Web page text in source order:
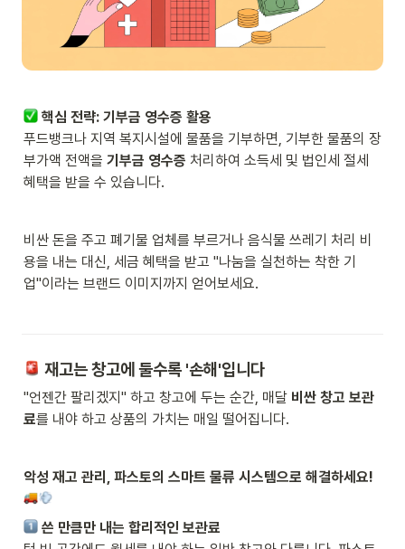
핵심 전략: 기부금 영수증 활용
푸드뱅크나 지역 복지시설에 물품을 기부하면, 기부한 물품의 장
부가액 전액을 기부금 영수증 처리하여 소득세 및 법인세 절세
혜택을 받을 수 있습니다.
비싼 돈을 주고 폐기물 업체를 부르거나 음식물 쓰레기 처리 비
용을 내는 대신, 세금 혜택을 받고 "나눔을 실천하는 착한 기
업"이라는 브랜드 이미지까지 얻어보세요.
재고는 창고에 둘수록 '손해'입니다
"언젠간 팔리겠지" 하고 창고에 두는 순간, 매달 비싼 창고 보관
료를 내야 하고 상품의 가치는 매일 떨어집니다.
악성 재고 관리, 파스토의 스마트 물류 시스템으로 해결하세요!
쓴 만큼만 내는 합리적인 보관료